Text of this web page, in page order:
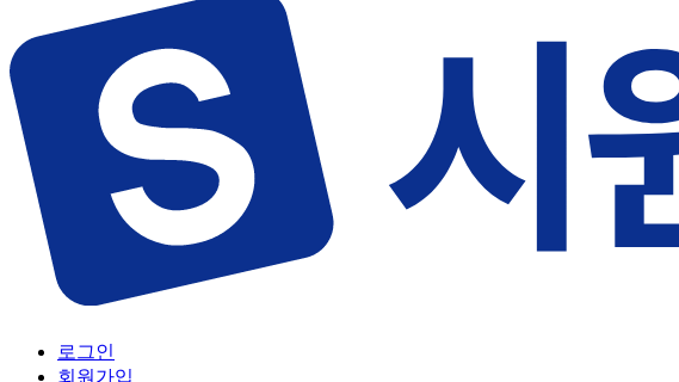
로그인
회원가입